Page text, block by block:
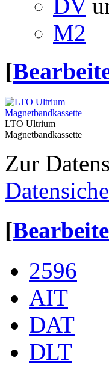
DV
M2
[
LTO Ultrium
Magnetbandkassette
Zur
[
2596
AIT
DAT
DLT